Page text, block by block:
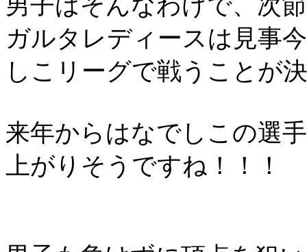
ガルタレディースは見事
しこリーグで戦うことが
来年からはなでしこの選
上がりそうですね！！！